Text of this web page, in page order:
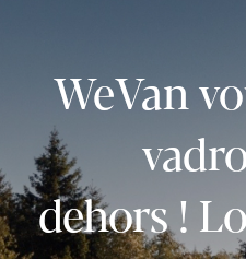
WeVan
dehors !